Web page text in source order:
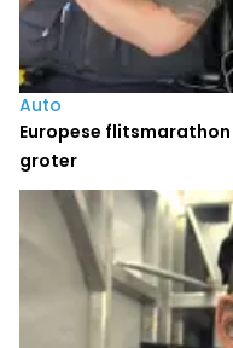
Auto
Europese
groter